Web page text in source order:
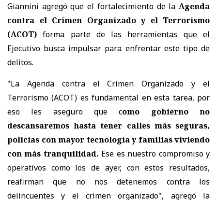
Giannini agregó que el fortalecimiento de la Agenda
contra el Crimen Organizado y el Terrorismo
(ACOT) forma parte de las herramientas que el
Ejecutivo busca impulsar para enfrentar este tipo de
delitos.
"La Agenda contra el Crimen Organizado y el
Terrorismo (ACOT) es fundamental en esta tarea, por
eso les aseguro que como gobierno no
descansaremos hasta tener calles más seguras,
policías con mayor tecnología y familias viviendo
con más tranquilidad. Ese es nuestro compromiso y
operativos como los de ayer, con estos resultados,
reafirman que no nos detenemos contra los
delincuentes y el crimen organizado", agregó la